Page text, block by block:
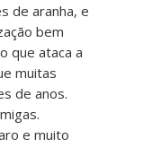
de aranha, e
bem
que ataca a
muitas
de anos.
e muito